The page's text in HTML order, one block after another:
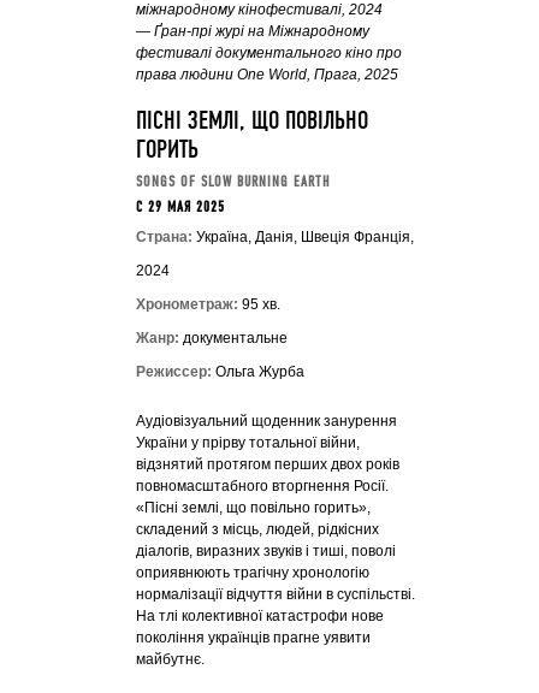
міжнародному кінофестивалі, 2024
— Ґран-прі журі на Міжнародному
фестивалі документального кіно про
права людини One World, Прага, 2025
ПІСНІ ЗЕМЛІ, ЩО ПОВІЛЬНО
ГОРИТЬ
SONGS OF SLOW BURNING EARTH
C 29 МАЯ 2025
Страна: Україна, Данія, Швеція Франція,
2024
Хронометраж: 95 хв.
Жанр: документальне
Режиссер: Ольга Журба
Аудіовізуальний щоденник занурення
України у прірву тотальної війни,
відзнятий протягом перших двох років
повномасштабного вторгнення Росії.
«Пісні землі, що повільно горить»,
складений з місць, людей, рідкісних
діалогів, виразних звуків і тиші, поволі
оприявнюють трагічну хронологію
нормалізації відчуття війни в суспільстві.
На тлі колективної катастрофи нове
покоління українців прагне уявити
майбутнє.